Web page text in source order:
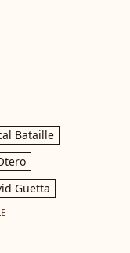
Bataille
Guetta